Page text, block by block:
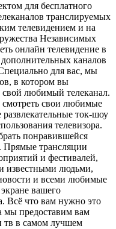
для бесплатного
транслируемых
телевидением и на
Независимых
онлайн телевидение в
каналов
для вас, мы
в котором вы
любимый телеканал.
смотреть свои любимые
ток-шоу
телевизора.
понравившейся
Прямые трансляции
и фестивалей,
известными людьми,
и всеми любимые
вашего
Всё что вам нужно это
мы предоставим вам
тв в самом лучшем